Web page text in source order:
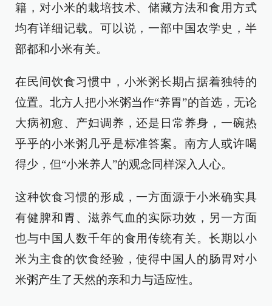
籍，对小米的栽培技术、储藏方法和食用方式
均有详细记载。可以说，一部中国农学史，半
部都和小米有关。
在民间饮食习惯中，小米粥长期占据着独特的
位置。北方人把小米粥当作“养胃”的首选，无论
大病初愈、产妇调养，还是日常养身，一碗热
乎乎的小米粥几乎是标准答案。南方人或许喝
得少，但“小米养人”的观念同样深入人心。
这种饮食习惯的形成，一方面源于小米确实具
有健脾和胃、滋养气血的实际功效，另一方面
也与中国人数千年的食用传统有关。长期以小
米为主食的饮食经验，使得中国人的肠胃对小
米粥产生了天然的亲和力与适应性。